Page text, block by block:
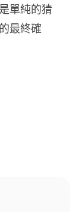
單純的猜
最終確